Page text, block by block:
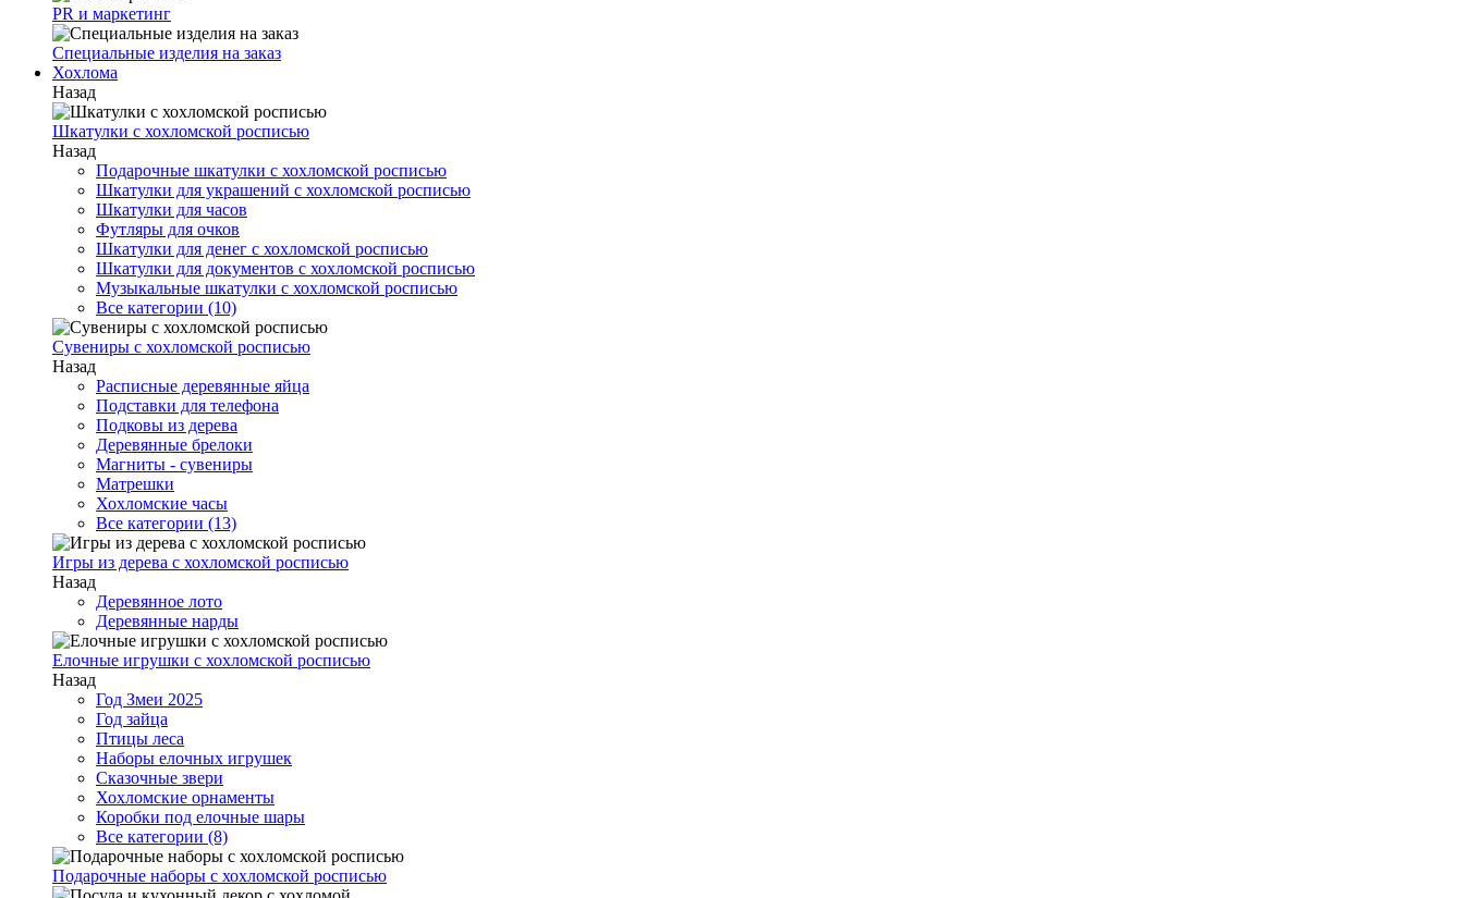
PR и маркетинг
Специальные изделия на заказ
Хохлома
Назад
Шкатулки с хохломской росписью
Назад
Подарочные шкатулки с хохломской росписью
Шкатулки для украшений с хохломской росписью
Шкатулки для часов
Футляры для очков
Шкатулки для денег с хохломской росписью
Шкатулки для документов с хохломской росписью
Музыкальные шкатулки с хохломской росписью
Все категории (10)
Сувениры с хохломской росписью
Назад
Расписные деревянные яйца
Подставки для телефона
Подковы из дерева
Деревянные брелоки
Магниты - сувениры
Матрешки
Хохломские часы
Все категории (13)
Игры из дерева с хохломской росписью
Назад
Деревянное лото
Деревянные нарды
Елочные игрушки с хохломской росписью
Назад
Год Змеи 2025
Год зайца
Птицы леса
Наборы елочных игрушек
Сказочные звери
Хохломские орнаменты
Коробки под елочные шары
Все категории (8)
Подарочные наборы с хохломской росписью